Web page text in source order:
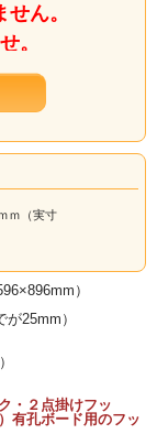
ん。
。
ｍｍ
イズが3
堂々登
い合わせで多い1/3サ
当店のカット担当職人
位置を調整しながら、バ
多く、「これは、当店
イズに！」と決定いた
ｍ（実寸
）
25mm）
・２点掛けフッ
有孔ボード用のフッ